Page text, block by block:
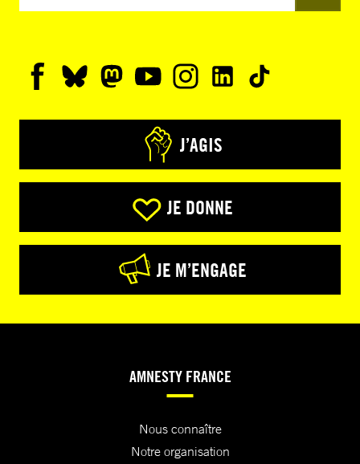
J’AGIS
JE DONNE
JE M’ENGAGE
AMNESTY FRANCE
Nous connaître
Notre organisation